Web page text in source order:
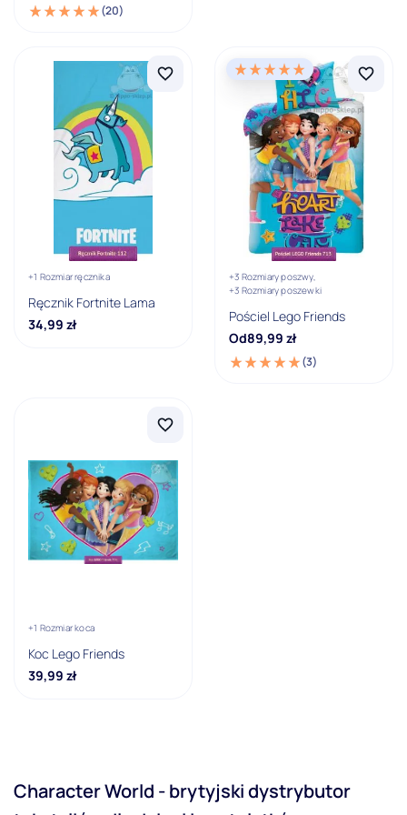
Kolekcja
Fortnite
Lego
Lego Friends
Fioletowy
Niebieski
Fortnite
Lego Friends
Minecraft
100% poliester
Materiał pościeli
Bajkowy
(20)
+1 Rozmiar ręcznika
Ręcznik Fortnite Lama
34,99 zł
+3 Rozmiary poszwy,
+3 Rozmiary poszewki
Pościel Lego Friends
Od89,99 zł
(3)
+1 Rozmiar koca
Koc Lego Friends
39,99 zł
Character World - brytyjski dystrybutor